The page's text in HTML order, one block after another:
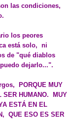
las condiciones,
los peores
está solo, ni
de "qué diablos
dejarlo...".
PORQUE MUY
SER HUMANO. MUY
ESTÁ EN EL
QUE ESO ES SER